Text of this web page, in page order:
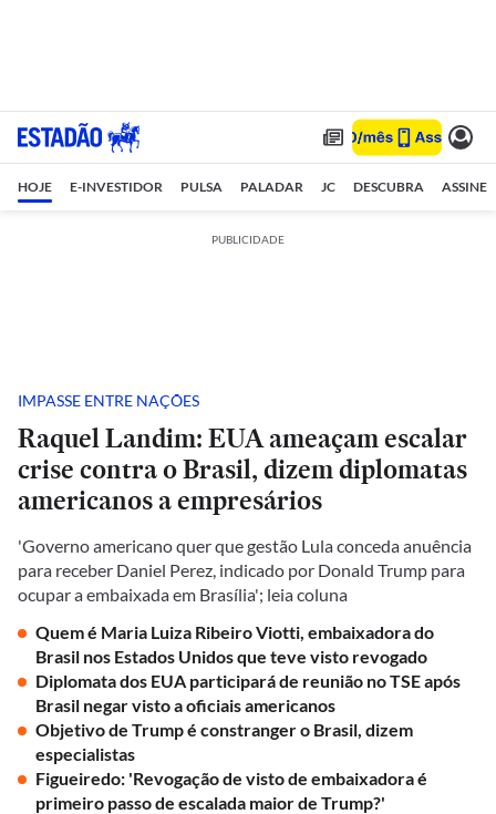
HOJE E-INVESTIDOR PULSA PALADAR JC DESCUBRA ASSINE
PUBLICIDADE
IMPASSE ENTRE NAÇÕES
Raquel Landim: EUA ameaçam escalar
crise contra o Brasil, dizem diplomatas
americanos a empresários
'Governo americano quer que gestão Lula conceda anuência
para receber Daniel Perez, indicado por Donald Trump para
ocupar a embaixada em Brasília'; leia coluna
Quem é Maria Luiza Ribeiro Viotti, embaixadora do
Brasil nos Estados Unidos que teve visto revogado
Diplomata dos EUA participará de reunião no TSE após
Brasil negar visto a oficiais americanos
Objetivo de Trump é constranger o Brasil, dizem
especialistas
Figueiredo: 'Revogação de visto de embaixadora é
primeiro passo de escalada maior de Trump?'